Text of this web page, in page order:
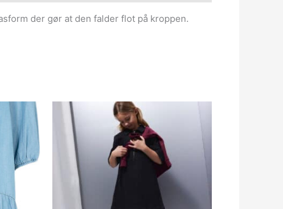
der gør at den falder flot på kroppen.